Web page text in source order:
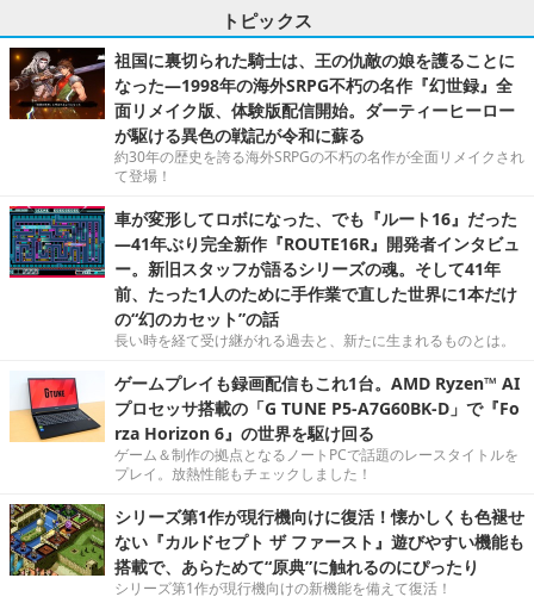
トピックス
祖国に裏切られた騎士は、王の仇敵の娘を護ることに
なった―1998年の海外SRPG不朽の名作『幻世録』全
面リメイク版、体験版配信開始。ダーティーヒーロー
が駆ける異色の戦記が令和に蘇る
約30年の歴史を誇る海外SRPGの不朽の名作が全面リメイクされ
て登場！
車が変形してロボになった、でも『ルート16』だった
―41年ぶり完全新作『ROUTE16R』開発者インタビュ
ー。新旧スタッフが語るシリーズの魂。そして41年
前、たった1人のために手作業で直した世界に1本だけ
の“幻のカセット”の話
長い時を経て受け継がれる過去と、新たに生まれるものとは。
ゲームプレイも録画配信もこれ1台。AMD Ryzen™ AI
プロセッサ搭載の「G TUNE P5-A7G60BK-D」で『Fo
rza Horizon 6』の世界を駆け回る
ゲーム＆制作の拠点となるノートPCで話題のレースタイトルを
プレイ。放熱性能もチェックしました！
シリーズ第1作が現行機向けに復活！懐かしくも色褪せ
ない『カルドセプト ザ ファースト』遊びやすい機能も
搭載で、あらためて“原典”に触れるのにぴったり
シリーズ第1作が現行機向けの新機能を備えて復活！